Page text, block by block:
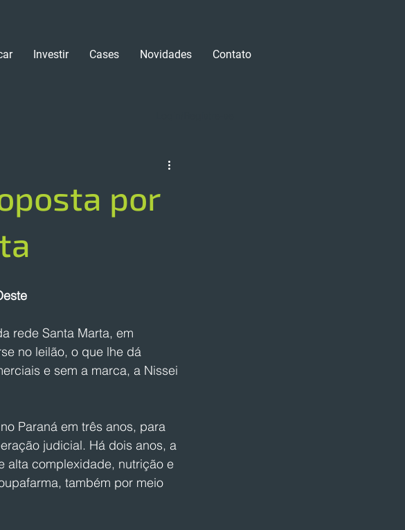
Investir Cases Novidades Contato
por
rede Santa Marta, em
no leilão, o que lhe dá
e sem a marca, a Nissei
Paraná em três anos, para
judicial. Há dois anos, a
alta complexidade, nutrição e
também por meio